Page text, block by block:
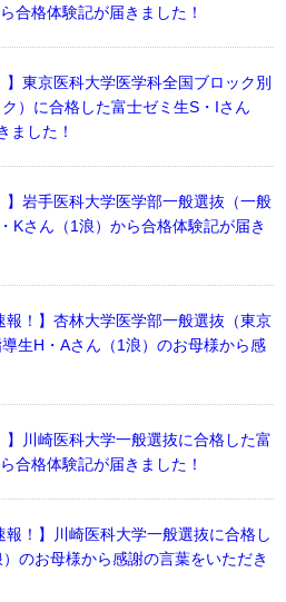
合格体験記が届きました！
】東京医科大学医学科全国ブロック別
）に合格した富士ゼミ生S・Iさん
ました！
】岩手医科大学医学部一般選抜（一般
Kさん（1浪）から合格体験記が届き
報！】杏林大学医学部一般選抜（東京
生H・Aさん（1浪）のお母様から感
】川崎医科大学一般選抜に合格した富
合格体験記が届きました！
報！】川崎医科大学一般選抜に合格し
のお母様から感謝の言葉をいただき